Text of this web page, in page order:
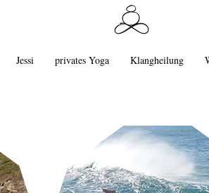
Jessi privates Yoga Klangheilung